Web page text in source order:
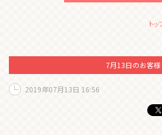
ト
7月13日のお客様
2019年07月13日 16:56